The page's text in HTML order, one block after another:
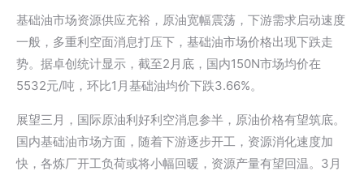
基础油市场资源供应充裕，原油宽幅震荡，下游需求启动速度
一般，多重利空面消息打压下，基础油市场价格出现下跌走
势。据卓创统计显示，截至2月底，国内150N市场均价在
5532元/吨，环比1月基础油均价下跌3.66%。
展望三月，国际原油利好利空消息参半，原油价格有望筑底。
国内基础油市场方面，随着下游逐步开工，资源消化速度加
快，各炼厂开工负荷或将小幅回暖，资源产量有望回温。3月